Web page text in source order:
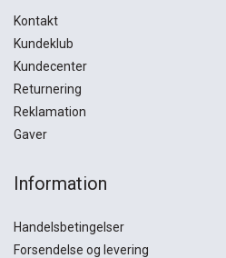
Kontakt
Kundeklub
Kundecenter
Returnering
Reklamation
Gaver
Information
Handelsbetingelser
Forsendelse og levering